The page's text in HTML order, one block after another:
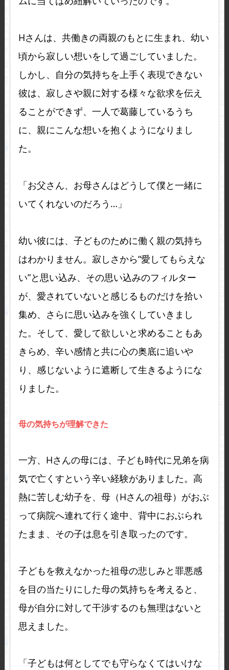
Hさんは、共働きの両親のもとに生まれ、幼い
頃から寂しい想いをして過ごしていました。
しかし、自分の気持ちを上手く表現できない
彼は、寂しさや親に対する様々な欲求を伝え
ることができず、一人で葛藤しているうち
に、親にこんな想いを抱くようになりまし
た。
「お父さん、お母さんはどうして僕と一緒に
いてくれないのだろう…」
幼い彼には、子どものために働く親の気持ち
はわかりません。寂しさから“愛してもらえな
い”と思い込み、その思い込みのフィルター
が、愛されていないと感じるものだけを拾い
集め、さらに思い込みを強くしていきまし
た。そして、愛して欲しいと求めることもあ
きらめ、辛い感情と共に心の奥底に追いや
り、感じないように遮断して生きるようにな
りました。
母の気持ちが理解できた
一方、Hさんの母には、子ども時代に兄弟を病
気で亡くすという辛い経験がありました。高
熱に苦しむ幼子を、母（Hさんの祖母）がおぶ
って病院へ連れて行く途中、背中におぶられ
たまま、その子は息を引き取ったのです。
子どもを救えなかった祖母の悲しみと罪悪感
を目の当たりにした母の気持ちを考えると、
母が自分に対して干渉するのも無理はないと
思えました。
「子どもは何としてでも守らなくてはいけな